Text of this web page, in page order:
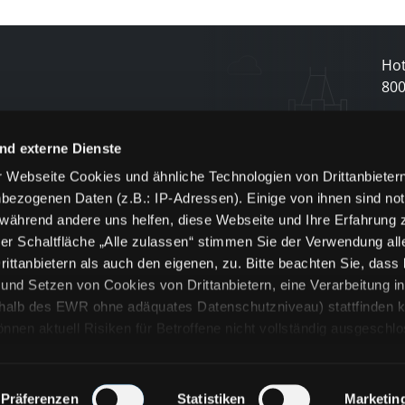
externe Dienste
Cookies und ähnliche Technologien von
Daten (z.B.: IP-Adressen). Einige von ihnen sind
andere uns helfen, diese Webseite und Ihre Erfahrung
Schaltfläche „Alle zulassen“ stimmen Sie der Verwendung
als auch den eigenen, zu. Bitte beachten Sie, dass
Setzen von Cookies von Drittanbietern, eine Verarbeitung
des EWR ohne adäquates Datenschutzniveau) stattfinden
aktuell Risiken für Betroffene nicht vollständig
zu den verschiedenen Kategorien von Cookies und
Präferenzen Statistiken
800